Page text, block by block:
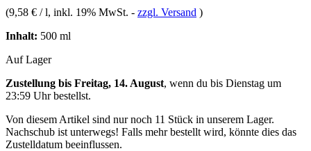
(9,58 € / l, inkl. 19% MwSt. - zzgl. Versand )
Inhalt: 500 ml
Auf Lager
Zustellung bis Freitag, 14. August, wenn du bis Dienstag um
23:59 Uhrbestellst.
Von diesem Artikel sind nur noch 11 Stück in unserem Lager.
Nachschub ist unterwegs! Falls mehr bestellt wird, könnte dies das
Zustelldatum beeinflussen.